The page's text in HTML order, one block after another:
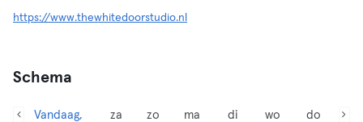
https://www.thewhitedoorstudio.nl
Schema
Vandaag,
za
zo
ma
di
wo
do